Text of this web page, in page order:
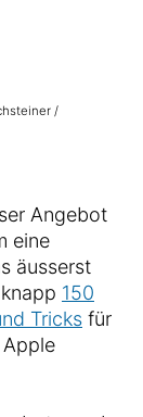
/
Angebot
eine
äusserst
150
Tricks für